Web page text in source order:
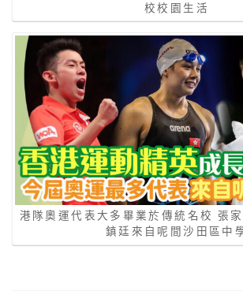
校校園生活
港隊奧運代表大多畢業於傳統名校 張
鎮廷來自呢間沙田區中